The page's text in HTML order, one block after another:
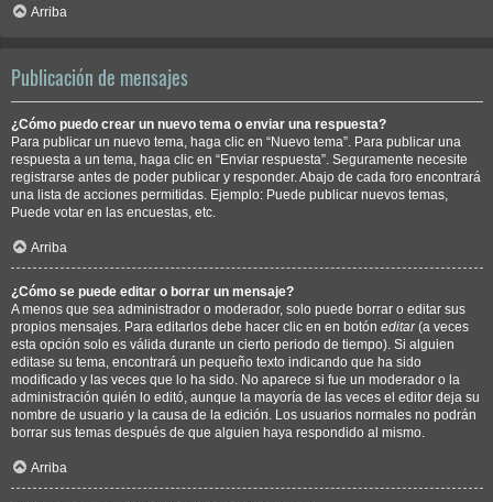
Arriba
Publicación de mensajes
¿Cómo puedo crear un nuevo tema o enviar una respuesta?
Para publicar un nuevo tema, haga clic en “Nuevo tema”. Para publicar una
respuesta a un tema, haga clic en “Enviar respuesta”. Seguramente necesite
registrarse antes de poder publicar y responder. Abajo de cada foro encontrará
una lista de acciones permitidas. Ejemplo: Puede publicar nuevos temas,
Puede votar en las encuestas, etc.
Arriba
¿Cómo se puede editar o borrar un mensaje?
A menos que sea administrador o moderador, solo puede borrar o editar sus
propios mensajes. Para editarlos debe hacer clic en en botón editar(a veces
esta opción solo es válida durante un cierto periodo de tiempo). Si alguien
editase su tema, encontrará un pequeño texto indicando que ha sido
modificado y las veces que lo ha sido. No aparece si fue un moderador o la
administración quién lo editó, aunque la mayoría de las veces el editor deja su
nombre de usuario y la causa de la edición. Los usuarios normales no podrán
borrar sus temas después de que alguien haya respondido al mismo.
Arriba